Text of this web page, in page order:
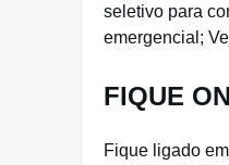
seletivo para
emergencial;
FIQUE ON
Fique ligado